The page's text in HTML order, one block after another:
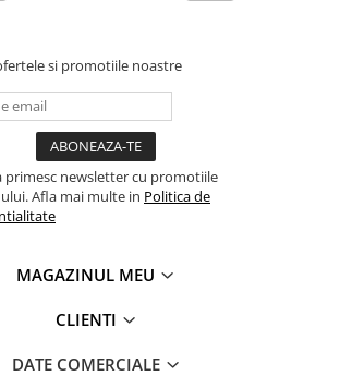
termica
tratarea si
si promotiile noastre
primesc newsletter cu promotiile
Afla mai multe in Politica de
MAGAZINUL MEU
CLIENTI
DATE COMERCIALE